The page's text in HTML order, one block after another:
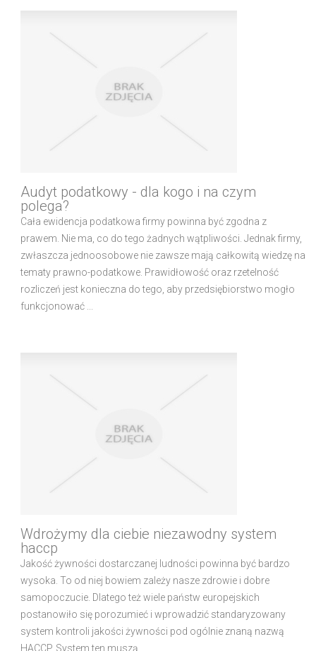
Audyt podatkowy - dla kogo i na czym
polega?
Cała ewidencja podatkowa firmy powinna być zgodna z
prawem. Nie ma, co do tego żadnych wątpliwości. Jednak firmy,
zwłaszcza jednoosobowe nie zawsze mają całkowitą wiedzę na
tematy prawno-podatkowe. Prawidłowość oraz rzetelność
rozliczeń jest konieczna do tego, aby przedsiębiorstwo mogło
funkcjonować ...
Wdrożymy dla ciebie niezawodny system
haccp
Jakość żywności dostarczanej ludności powinna być bardzo
wysoka. To od niej bowiem zależy nasze zdrowie i dobre
samopoczucie. Dlatego też wiele państw europejskich
postanowiło się porozumieć i wprowadzić standaryzowany
system kontroli jakości żywności pod ogólnie znaną nazwą
HACCP. System ten muszą ...